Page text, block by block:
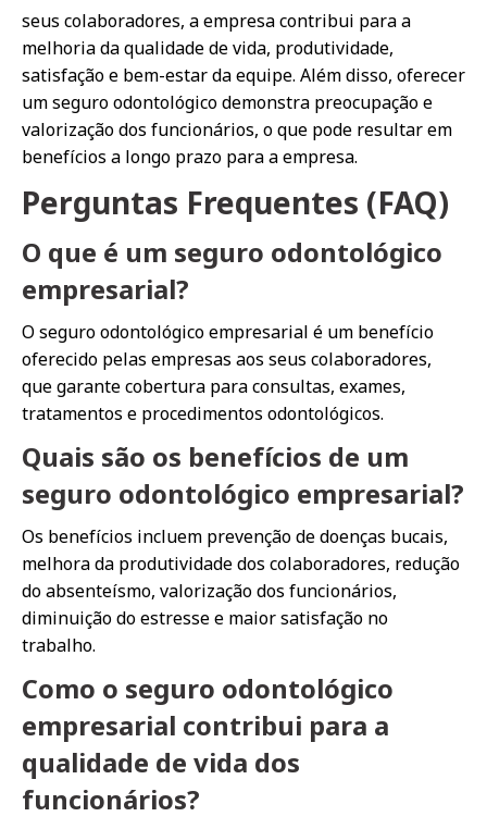
seus colaboradores, a empresa contribui para a
melhoria da qualidade de vida, produtividade,
satisfação e bem-estar da equipe. Além disso, oferecer
um seguro odontológico demonstra preocupação e
valorização dos funcionários, o que pode resultar em
benefícios a longo prazo para a empresa.
Perguntas Frequentes (FAQ)
O que é um seguro odontológico
empresarial?
O seguro odontológico empresarial é um benefício
oferecido pelas empresas aos seus colaboradores,
que garante cobertura para consultas, exames,
tratamentos e procedimentos odontológicos.
Quais são os benefícios de um
seguro odontológico empresarial?
Os benefícios incluem prevenção de doenças bucais,
melhora da produtividade dos colaboradores, redução
do absenteísmo, valorização dos funcionários,
diminuição do estresse e maior satisfação no
trabalho.
Como o seguro odontológico
empresarial contribui para a
qualidade de vida dos
funcionários?